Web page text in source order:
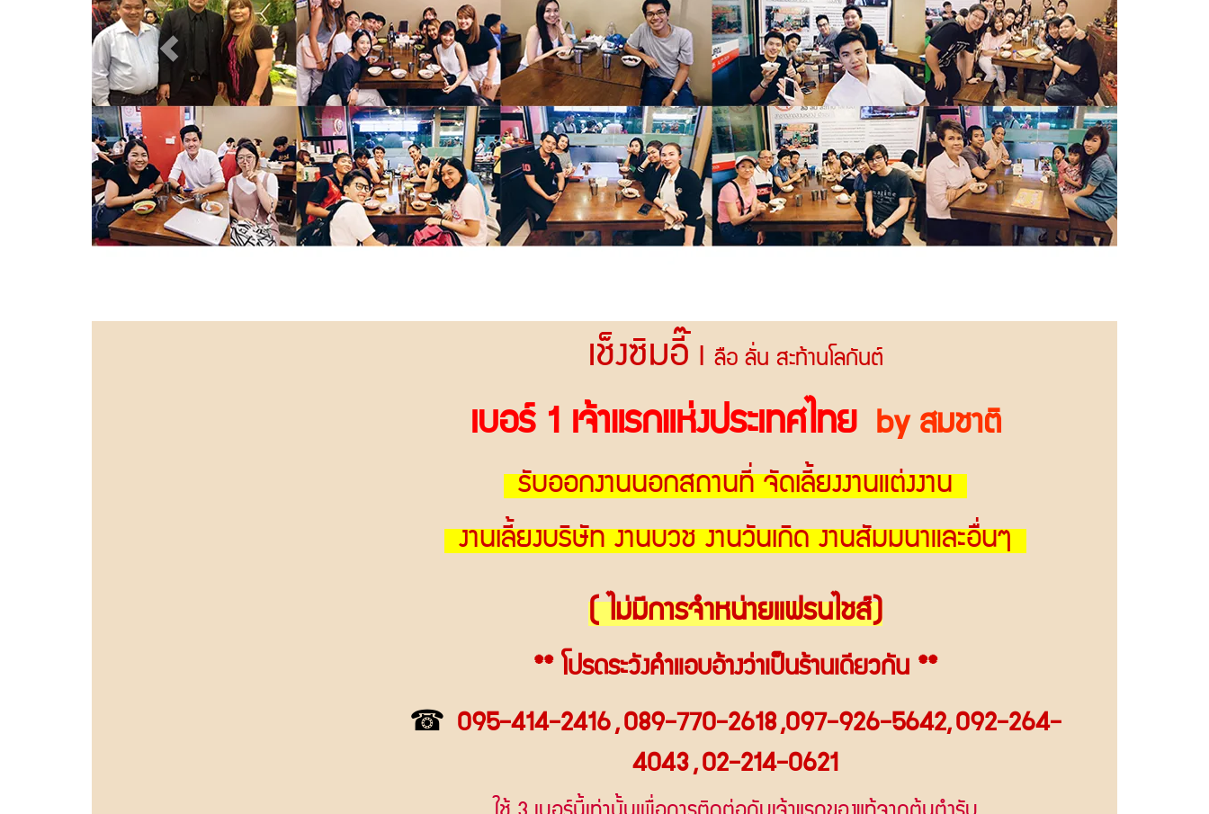
เช็งซิมอี๊ I ลือ ลั่น สะท้านโลกันต์
เบอร์ 1เจ้าแรกแห่งประเทศไทย by สมชาติ
รับออกงานนอกสถานที่ จัดเลี้ยงงานแต่งงาน
งานเลี้ยงบริษัท งานบวช งานวันเกิด งานสัมมนาและอื่นๆ
( ไม่มีการจำหน่ายแฟรนไชส์)
** โปรดระวังคำแอบอ้างว่าเป็นร้านเดียวกัน **
☎ 095-414-2416 , 089-770-2618,097-926-5642, 092-264-
4043 , 02-214-0621